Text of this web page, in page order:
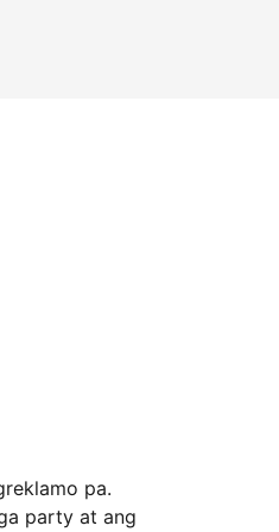
pa.
party at ang